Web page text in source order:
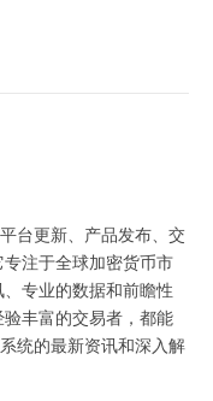
台更新、产品发布、交
注于全球加密货币市
专业的数据和前瞻性
丰富的交易者，都能
统的最新资讯和深入解